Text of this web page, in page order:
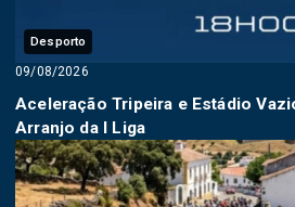
Desporto
09/08/2026
Aceleração Tripeira e Estádio
Arranjo da I Liga